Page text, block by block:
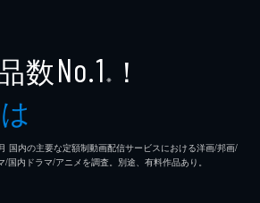
数No.1 ※ ！
国内の主要な定額制動画配信サービスにおける洋画/邦画/
国内ドラマ/アニメを調査。別途、有料作品あり。